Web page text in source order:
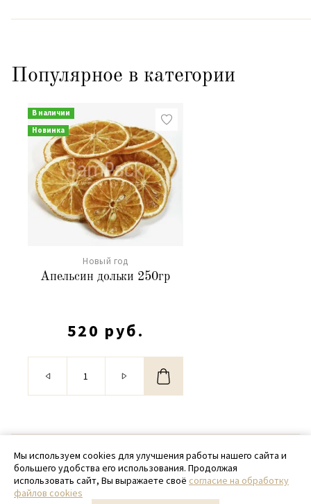
Популярное в категории
В наличии
Новинка
Новый год
Апельсин дольки 250гр
520 руб.
© 2020 - 2026 SamPack
+ 7 (918) 699-97-87
zakaz@sampack.store
Мы используем cookies для улучшения работы нашего сайта и
большего удобства его использования. Продолжая
использовать сайт, Вы выражаете своё согласие на обработку
файлов cookies